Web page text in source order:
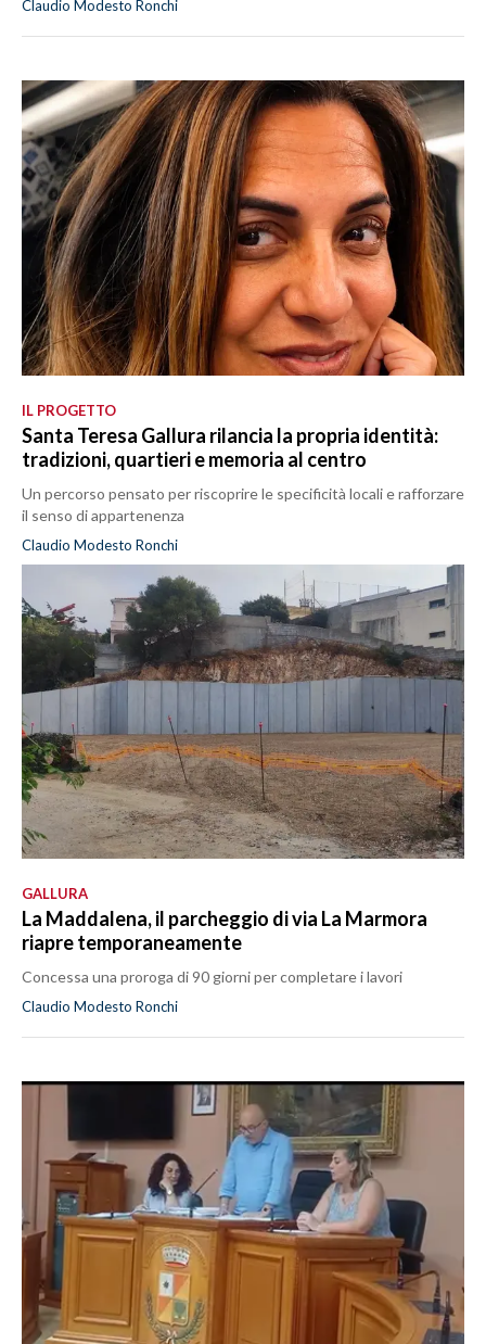
Claudio Modesto Ronchi
IL PROGETTO
Santa Teresa Gallura rilancia la propria identità:
tradizioni, quartieri e memoria al centro
Un percorso pensato per riscoprire le specificità locali e rafforzare
il senso di appartenenza
Claudio Modesto Ronchi
GALLURA
La Maddalena, il parcheggio di via La Marmora
riapre temporaneamente
Concessa una proroga di 90 giorni per completare i lavori
Claudio Modesto Ronchi